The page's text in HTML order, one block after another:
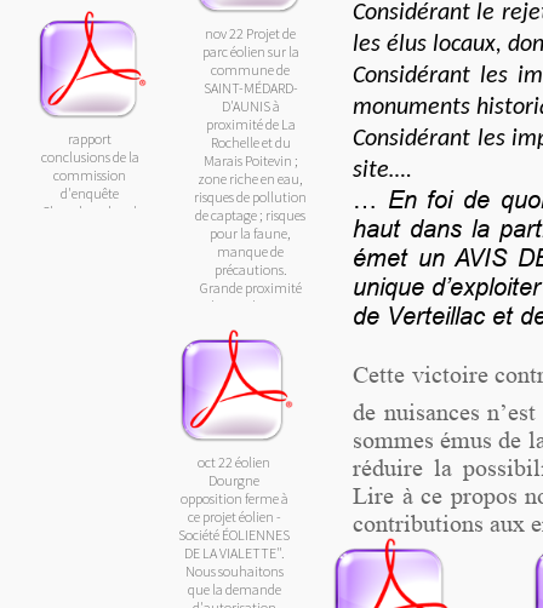
Considérant le
les élus locaux,
Considérant les
monuments
Considérant les
site….
… En foi de
haut dans la
émet un AVIS
unique
de Verteillac et
Cette victoire
de nuisances
sommes émus de
réduire la
Lire à ce propos
contributions aux
nov 22 Projet de
parc éolien sur la
commune de
SAINT-MÉDARD-
D'AUNIS à
proximité de La
Rochelle et du
Marais Poitevin ;
zone riche en eau,
risques de pollution
de captage ; risques
pour la faune,
manque de
précautions.
Grande proximité
de nombreuses
rapport
conclusions de la
commission
d'enquête
Chambouchaed
oct 22 éolien
Dourgne
opposition ferme à
ce projet éolien -
Société ÉOLIENNES
DE LA VIALETTE".
Nous souhaitons
que la demande